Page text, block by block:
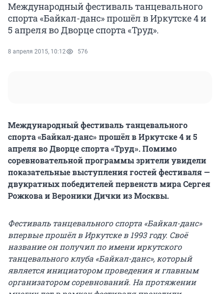
Международный фестиваль танцевального
спорта «Байкал-данс» прошёл в Иркутске 4 и
5 апреля во Дворце спорта «Труд».
8 апреля 2015, 10:12 576
Международный фестиваль танцевального
спорта «Байкал-данс» прошёл в Иркутске 4 и 5
апреля во Дворце спорта «Труд». Помимо
соревновательной программы зрители увидели
показательные выступления гостей фестиваля —
двукратных победителей первенств мира Сергея
Рожкова и Вероники Дички из Москвы.
Фестиваль танцевального спорта «Байкал-данс»
впервые прошёл в Иркутске в 1993 году. Своё
название он получил по имени иркутского
танцевального клуба «Байкал-данс», который
является инициатором проведения и главным
организатором соревнований. На протяжении